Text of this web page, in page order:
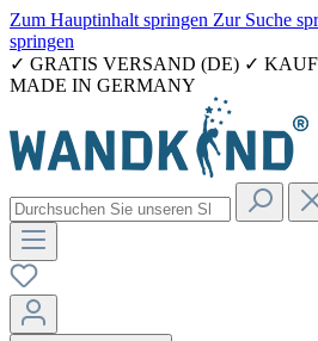
Zum Hauptinhalt springen Zur Suche
springen
✓ GRATIS VERSAND (DE) ✓
MADE IN GERMANY